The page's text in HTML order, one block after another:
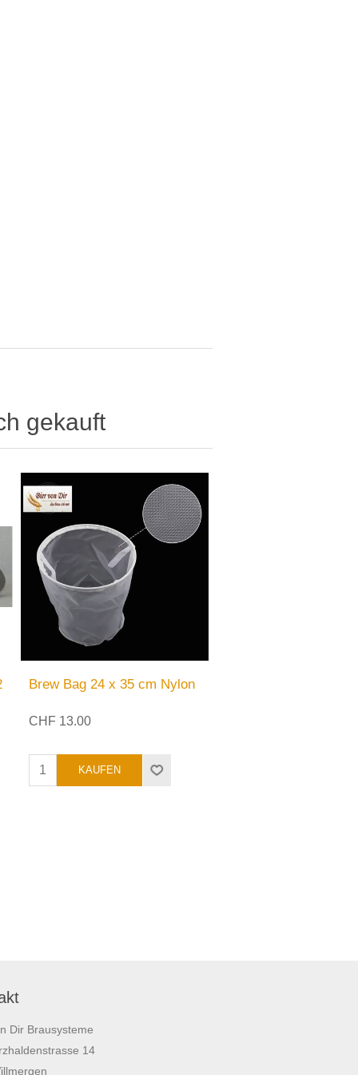
gekauft
Brew Bag 24 x 35 cm Nylon
CHF 13.00
Dir Brausysteme
14